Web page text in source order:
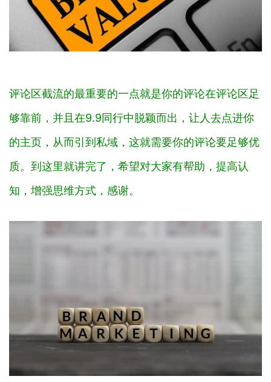
评论区截流的最重要的一点就是你的评论在评论区足
够靠前，并且在9.9同行中脱颖而出，让人去点进你
的主页，从而引到私域‬，这就需要你的评论要足够优
质。到这里就讲完了，希望对大家有帮助，提高认
知，增强思维方式，感谢。